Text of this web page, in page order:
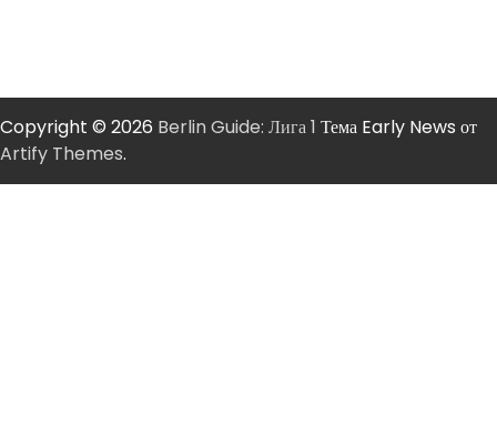
Copyright © 2026 Berlin Guide: Лига 1 Тема Early News от
Artify Themes.